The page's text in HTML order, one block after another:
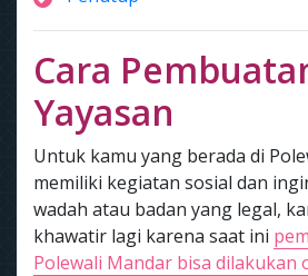
Cara
Yayasan
Untuk kamu yang berada di
memiliki kegiatan sosial dan
wadah atau badan yang legal,
khawatir lagi karena saat ini
Polewali Mandar bisa dilakukan